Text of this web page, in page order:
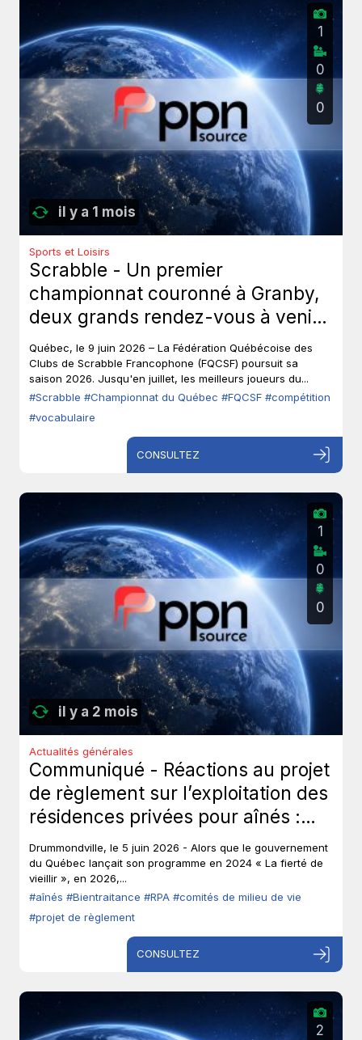
il y a 1 mois
1
0
0
Sports et Loisirs
Scrabble - Un premier
championnat couronné à Granby,
deux grands rendez-vous à venir
au Québec.
Québec, le 9 juin 2026 – La Fédération Québécoise des
Clubs de Scrabble Francophone (FQCSF) poursuit sa
saison 2026. Jusqu'en juillet, les meilleurs joueurs du...
#Scrabble #Championnat du Québec #FQCSF #compétition
#vocabulaire
CONSULTEZ
il y a 2 mois
1
0
0
Actualités générales
Communiqué - Réactions au projet
de règlement sur l’exploitation des
résidences privées pour aînés :
Les aînés ont-ils toujours leur droit
de parole?
Drummondville, le 5 juin 2026 - Alors que le gouvernement
du Québec lançait son programme en 2024 « La fierté de
vieillir », en 2026,...
#aînés #Bientraitance #RPA #comités de milieu de vie
#projet de règlement
CONSULTEZ
2